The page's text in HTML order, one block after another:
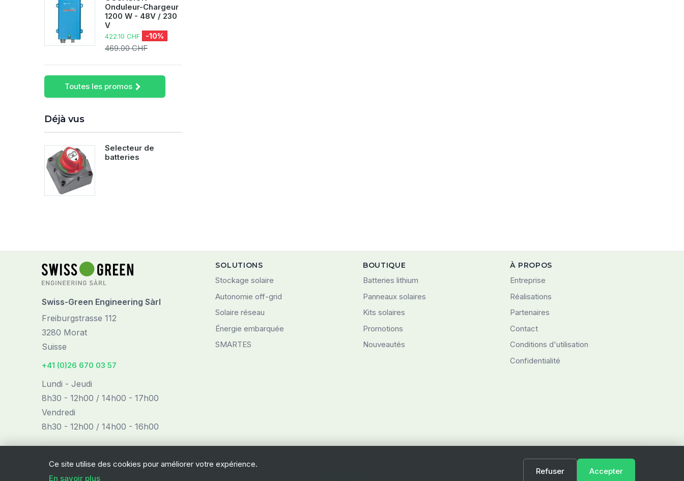
Onduleur-Chargeur
1200 W - 48V / 230
V
422.10 CHF -10%
469.00 CHF
Toutes les promos
Déjà vus
Selecteur de
batteries
Swiss-Green Engineering Sàrl
Freiburgstrasse 112
3280 Morat
Suisse
+41 (0)26 670 03 57
Lundi - Jeudi
8h30 - 12h00 / 14h00 - 17h00
Vendredi
8h30 - 12h00 / 14h00 - 16h00
SOLUTIONS
Stockage solaire
Autonomie off-grid
Solaire réseau
Énergie embarquée
SMARTES
BOUTIQUE
Batteries lithium
Panneaux solaires
Kits solaires
Promotions
Nouveautés
À PROPOS
Entreprise
Réalisations
Partenaires
Contact
Conditions d'utilisation
Confidentialité
Ce site utilise des cookies pour améliorer votre expérience.
En savoir plus
Refuser Accepter